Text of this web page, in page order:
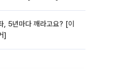
, 5년마다 깨라고요? [이
]